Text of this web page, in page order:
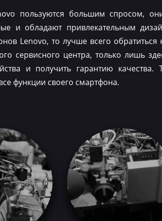
пользуются большим спросом,
и обладают привлекательным
Lenovo, то лучше всего
сервисного центра, только лишь
и получить гарантию
функции своего смартфона.